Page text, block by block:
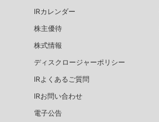
IRカレンダー
株主優待
株式情報
ディスクロージャーポリシー
IRよくあるご質問
IRお問い合わせ
電子公告